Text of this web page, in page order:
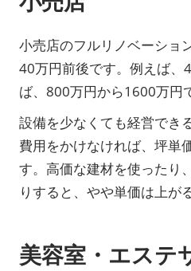
小売店のフルリノベーショ
40万円前後です。例えば、
ば、800万円から1600万円
設備を少なくても経営でき
費用をかけなければ、坪単
す。高価な建材を使ったり
りすると、やや単価は上が
美容室・エステ